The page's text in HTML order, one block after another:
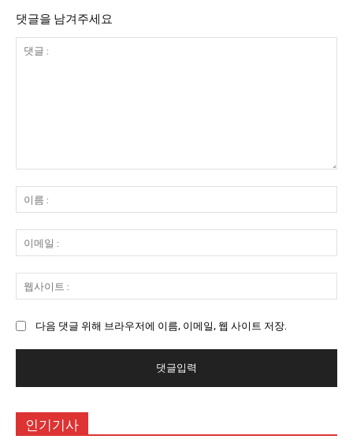
댓글을 남겨주세요
:
름
:
메
일
사
:
다음 댓글 위해 브라우저에 이름, 이메일, 웹 사이트 저장.
인기기사